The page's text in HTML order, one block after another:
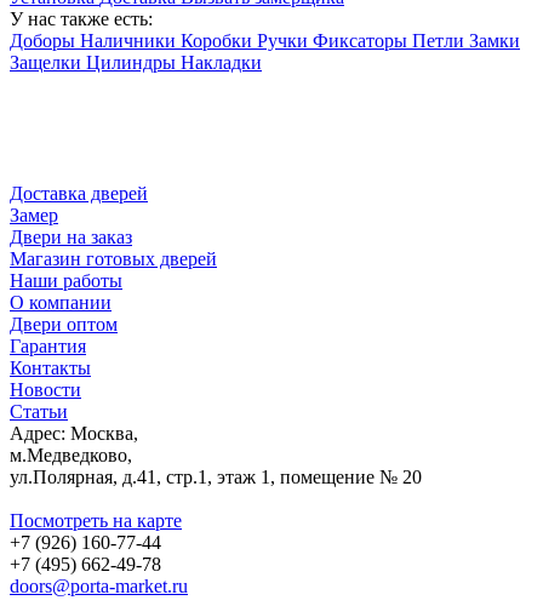
У нас также есть:
Доборы Наличники Коробки Ручки Фиксаторы Петли Замки
Защелки Цилиндры Накладки
Доставка дверей
Замер
Двери на заказ
Магазин готовых дверей
Наши работы
О компании
Двери оптом
Гарантия
Контакты
Новости
Статьи
Адрес: Москва,
м.Медведково,
ул.Полярная, д.41, стр.1, этаж 1, помещение № 20
Посмотреть на карте
+7 (926) 160-77-44
+7 (495) 662-49-78
doors@porta-market.ru